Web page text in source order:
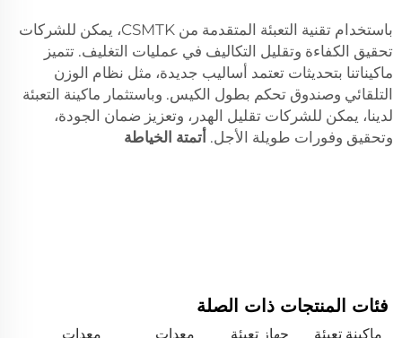
باستخدام تقنية التعبئة المتقدمة من CSMTK، يمكن للشركات
تحقيق الكفاءة وتقليل التكاليف في عمليات التغليف. تتميز
ماكيناتنا بتحديثات تعتمد أساليب جديدة، مثل نظام الوزن
التلقائي وصندوق تحكم بطول الكيس. وباستثمار ماكينة التعبئة
لدينا، يمكن للشركات تقليل الهدر، وتعزيز ضمان الجودة،
وتحقيق وفورات طويلة الأجل. أتمتة الخياطة
فئات المنتجات ذات الصلة
ماكينة تعبئة جهاز تعبئة معدات معدات